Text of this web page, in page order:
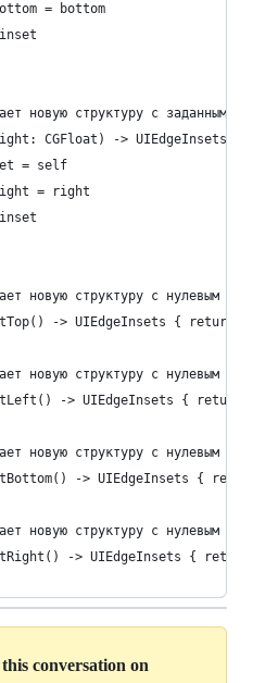
= bottom
новую структуру с заданным
CGFloat) -> UIEdgeInsets {
= self
= right
новую структуру с нулевым
-> UIEdgeInsets { return
новую структуру с нулевым
-> UIEdgeInsets { return
новую структуру с нулевым
-> UIEdgeInsets {
новую структуру с нулевым
-> UIEdgeInsets {
conversation on